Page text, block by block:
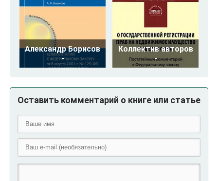
Александр Борисов
-
Коллектив авторов
-
Оставить комментарий о книге или статье